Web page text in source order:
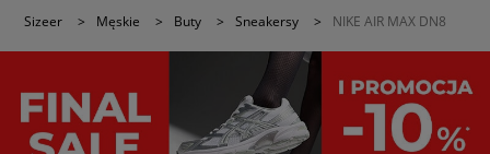
Sizeer > Męskie > Buty > Sneakersy > NIKE AIR MAX DN8